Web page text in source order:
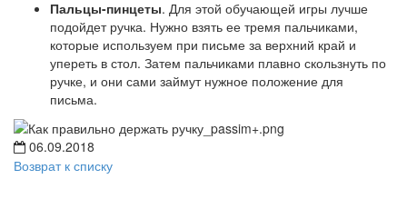
Пальцы-пинцеты. Для этой обучающей игры лучше
подойдет ручка. Нужно взять ее тремя пальчиками,
которые используем при письме за верхний край и
упереть в стол. Затем пальчиками плавно скользнуть по
ручке, и они сами займут нужное положение для
письма.
06.09.2018
Возврат к списку